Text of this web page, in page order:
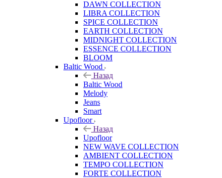
DAWN COLLECTION
LIBRA COLLECTION
SPICE COLLECTION
EARTH COLLECTION
MIDNIGHT COLLECTION
ESSENCE COLLECTION
BLOOM
Baltic Wood
Назад
Baltic Wood
Melody
Jeans
Smart
Upofloor
Назад
Upofloor
NEW WAVE COLLECTION
AMBIENT COLLECTION
TEMPO COLLECTION
FORTE COLLECTION